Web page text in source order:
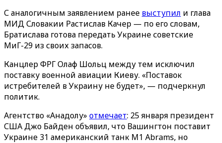
С аналогичным заявлением ранее выступил и глава
МИД Словакии Растислав Качер — по его словам,
Братислава готова передать Украине советские
МиГ-29 из своих запасов.
Канцлер ФРГ Олаф Шольц между тем исключил
поставку военной авиации Киеву. «Поставок
истребителей в Украину не будет», — подчеркнул
политик.
Агентство «‎Анадолу» отмечает: 25 января президент
США Джо Байден объявил, что Вашингтон поставит
Украине 31 американский танк M1 Abrams, но